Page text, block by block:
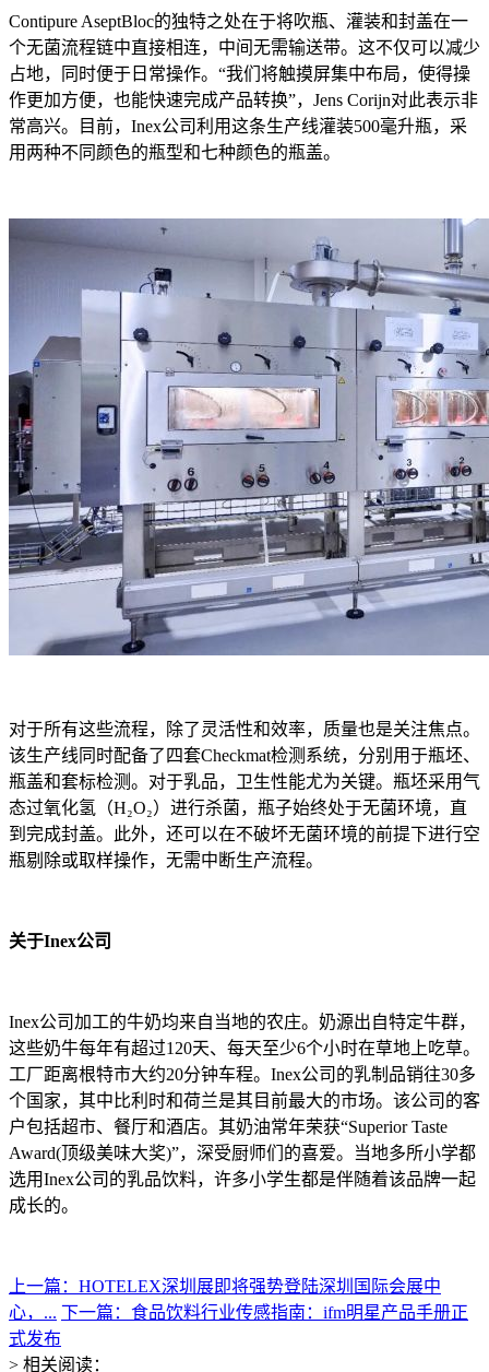
Contipure AseptBloc的独特之处在于将吹瓶、灌装和封盖在一
个无菌流程链中直接相连，中间无需输送带。这不仅可以减少
占地，同时便于日常操作。“我们将触摸屏集中布局，使得操
作更加方便，也能快速完成产品转换”，Jens Corijn对此表示非
常高兴。目前，Inex公司利用这条生产线灌装500毫升瓶，采
用两种不同颜色的瓶型和七种颜色的瓶盖。
对于所有这些流程，除了灵活性和效率，质量也是关注焦点。
该生产线同时配备了四套Checkmat检测系统，分别用于瓶坯、
瓶盖和套标检测。对于乳品，卫生性能尤为关键。瓶坯采用气
态过氧化氢（H₂O₂）进行杀菌，瓶子始终处于无菌环境，直
到完成封盖。此外，还可以在不破坏无菌环境的前提下进行空
瓶剔除或取样操作，无需中断生产流程。
关于Inex公司
Inex公司加工的牛奶均来自当地的农庄。奶源出自特定牛群，
这些奶牛每年有超过120天、每天至少6个小时在草地上吃草。
工厂距离根特市大约20分钟车程。Inex公司的乳制品销往30多
个国家，其中比利时和荷兰是其目前最大的市场。该公司的客
户包括超市、餐厅和酒店。其奶油常年荣获“Superior Taste
Award(顶级美味大奖)”，深受厨师们的喜爱。当地多所小学都
选用Inex公司的乳品饮料，许多小学生都是伴随着该品牌一起
成长的。
上一篇：HOTELEX深圳展即将强势登陆深圳国际会展中
心，... 下一篇：食品饮料行业传感指南：ifm明星产品手册正
式发布
> 相关阅读：